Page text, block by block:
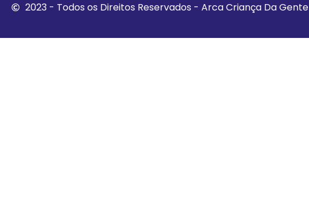
2023 - Todos os Direitos Reservados - Arca Criança Da Gente